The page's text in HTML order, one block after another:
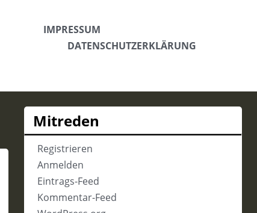
IMPRESSUM
DATENSCHUTZERKLÄRUNG
Mitreden
Registrieren
Anmelden
Eintrags-Feed
Kommentar-Feed